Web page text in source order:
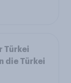
Türkei
die Türkei